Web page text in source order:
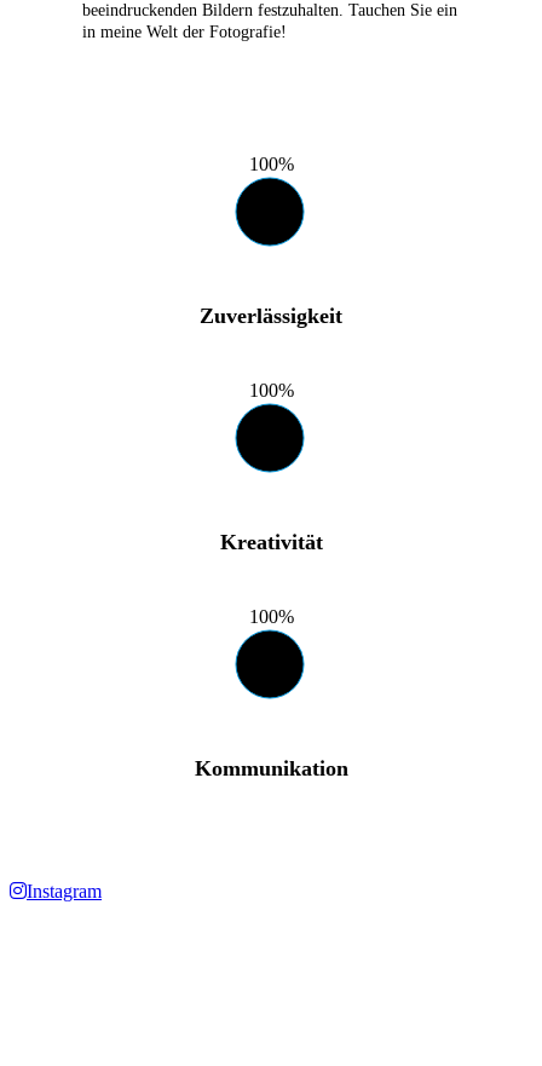
beeindruckenden Bildern festzuhalten. Tauchen Sie ein
in meine Welt der Fotografie!
100%
Zuverlässigkeit
100%
Kreativität
100%
Kommunikation
Instagram